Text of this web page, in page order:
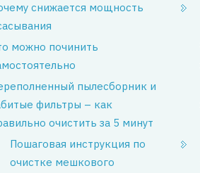
снижается мощность
можно починить
пылесборник и
фильтры – как
очистить за 5 минут
Пошаговая инструкция по
очистке мешкового